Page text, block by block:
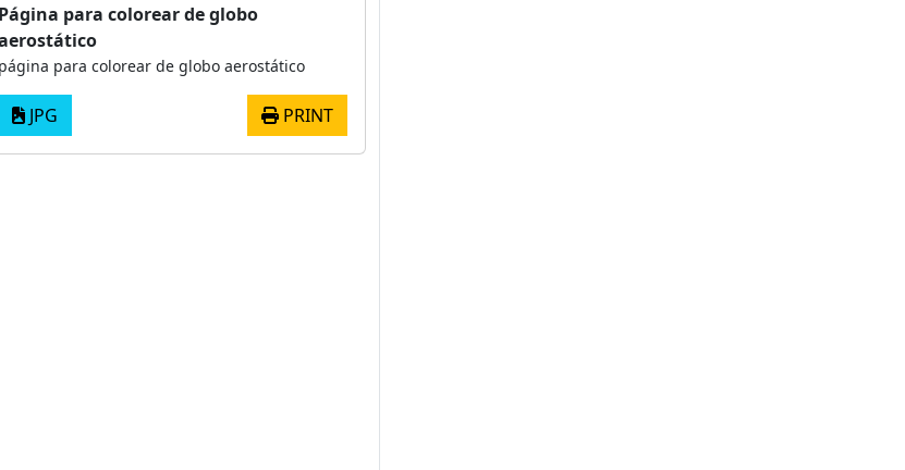
Página para colorear de globo
página para colorear de globo aerostático
JPG PRINT